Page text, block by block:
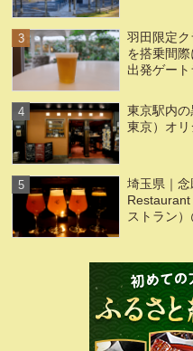
羽田限定ク
を搭乗間
出発ゲー
東京駅内
東京）オ
埼玉県｜
ストラン